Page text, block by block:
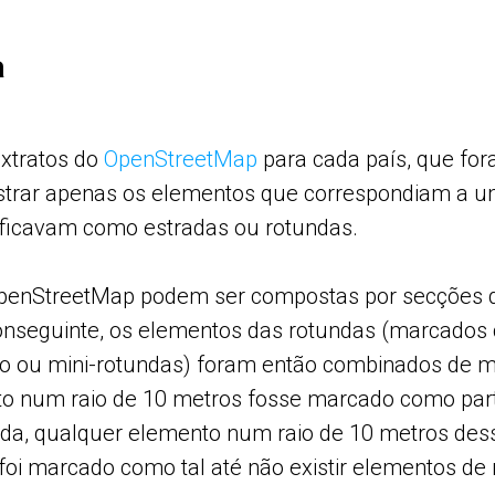
do OpenStreetMap para cada país, que
apenas os elementos que correspondiam a
como estradas ou rotundas.
podem ser compostas por secções
os elementos das rotundas
ou mini-rotundas) foram então combinados de
num raio de 10 metros fosse marcado como
qualquer elemento num raio de 10 metros
marcado como tal até não existir elementos